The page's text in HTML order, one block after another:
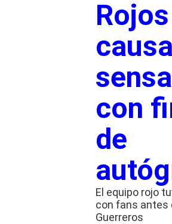
Rojos
con
de
El equipo rojo
con fans antes
Guerreros